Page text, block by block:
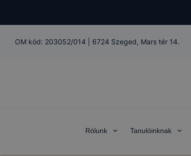
OM kód: 203052/014 6724 Szeged, Mars tér 14.
Rólunk Tanulóinknak